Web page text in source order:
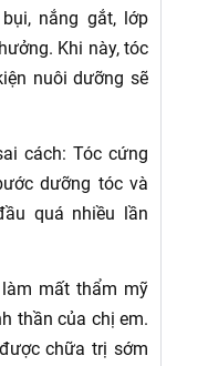
nắng gắt, lớp
Khi này, tóc
nuôi dưỡng sẽ
cách: Tóc cứng
dưỡng tóc và
quá nhiều lần
mất thẩm mỹ
thần của chị em.
chữa trị sớm